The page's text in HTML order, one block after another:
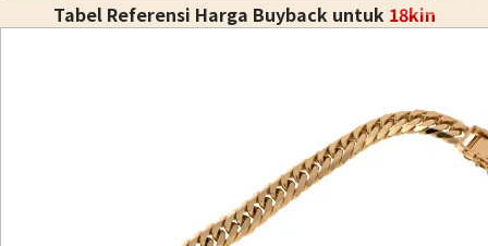
Tabel Referensi Harga Buyback untuk 18kin